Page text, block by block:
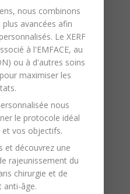
la
être de
satisfaction est
Nous nous
une expérience
utilise des
et efficaces,
types de
, nous combinons
avancées afin
Le XERF
à l'EMFACE, au
ou à d'autres soins
maximiser les
nous
le protocole idéal
vos objectifs.
et découvrez une
rajeunissement du
chirurgie et de
anti-âge.